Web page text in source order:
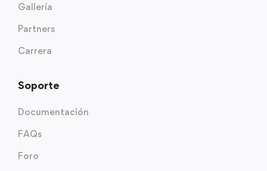
Gallería
Partners
Carrera
Soporte
Documentación
FAQs
Foro